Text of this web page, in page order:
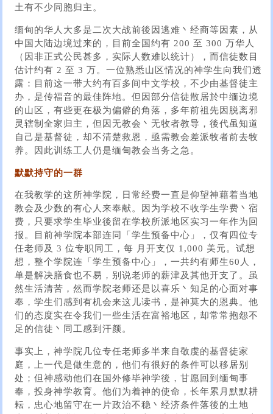
土有不少同胞归主。
缅甸的华人大多是二次大战前後因逃难丶经商等因素，从
中国大陆边境过来的，目前全国约有 200 至 300 万华人
（因非正式公民甚多，实际人数难以统计），而信徒数目
估计约有 2 至 3 万。一位熟悉山区情况的神学生向我们透
露：目前这一带大约有百多间中文学校，不少由基督徒主
办，是传福音的最佳阵地。但因部分信徒散居於中缅边境
的山区，有些更在极为偏僻的角落，多年前祖先因脱离邪
灵辖制全家归主，但因无教会丶无牧者教导，後代虽知道
自己是基督徒，却不清楚救恩，亟需教会差派牧者前去牧
养。因此训练工人仍是缅甸教会当务之急。
默默持守的一群
在我教学的这所神学院，日常经费一直是仰望神藉着当地
教会及少数的有心人来奉献。因为学校不收学生学费丶宿
费，只要求学生毕业後留在学校所派地区实习一年作为回
报。目前神学院本部连同「学生预备中心」，仅有四位专
任老师及 3 位专职同工，每 月开支仅 1,000 美元。试想
想，整个学院连「学生预备中心」，一共约有师生60人，
单是解决膳食也不易，别说老师的薪津及其他开支了。虽
然生活清苦，然而学院老师还是以喜乐丶知足的心面对事
奉，学生们感到有机会来这儿读书，是神莫大的恩典。他
们的态度实在令我们一些生活在富裕地区，却常常抱怨不
足的信徒丶同工感到汗颜。
事实上，神学院几位专任老师多半来自敬虔的基督徒家
庭，上一代是做生意的，他们有很好的条件可以移居别
处；但神感动他们在国外修毕神学後，甘愿回到缅甸事
奉，投身神学教育。他们为着神的使命，长年累月默默耕
耘，忠心地留守在一片政治不稳丶经济条件落後的土地